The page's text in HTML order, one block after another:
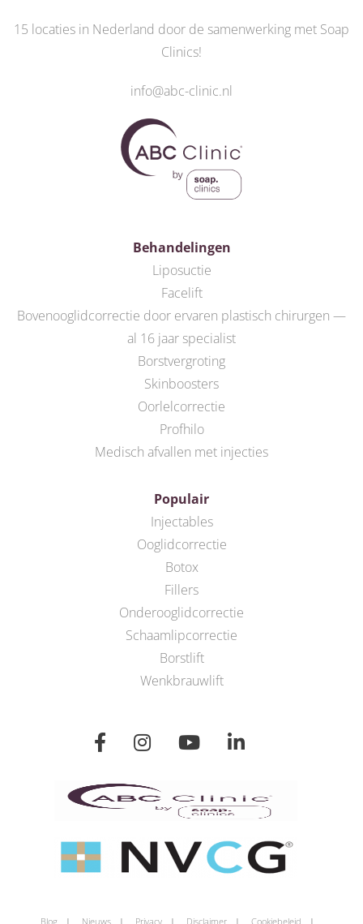
15 locaties in Nederland door de samenwerking met Soap
Clinics!
info@abc-clinic.nl
Behandelingen
Liposuctie
Facelift
Bovenooglidcorrectie door ervaren plastisch chirurgen —
al 16 jaar specialist
Borstvergroting
Skinboosters
Oorlelcorrectie
Profhilo
Medisch afvallen met injecties
Populair
Injectables
Ooglidcorrectie
Botox
Fillers
Onderooglidcorrectie
Schaamlipcorrectie
Borstlift
Wenkbrauwlift
Blog Nieuws Privacy Disclaimer Cookiebeleid